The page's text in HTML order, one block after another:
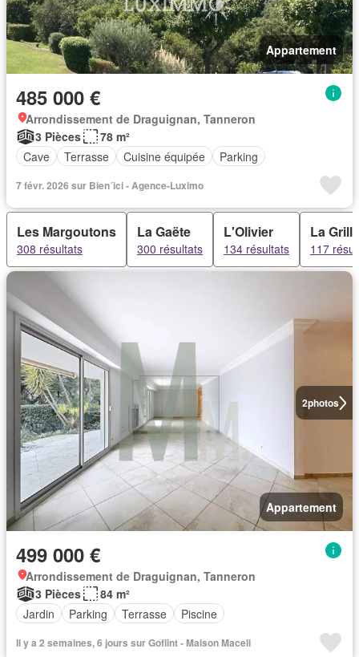
Appartement
485 000 €
Arrondissement de Draguignan, Tanneron
3 Pièces
78 m²
Cave
Terrasse Cuisine équipée Parking
7 févr. 2026 sur Bien´ici - Agence-Luximo
Les Margoutons
308 résultats
La Gaëte
300 résultats
L'Olivier
134 résultats
La Grille
117
2photos
Appartement
499 000 €
Arrondissement de Draguignan, Tanneron
3 Pièces
84 m²
Jardin
Parking Terrasse Piscine
Il y a 2 semaines, 6 jours sur Goflint - Maison Maceli